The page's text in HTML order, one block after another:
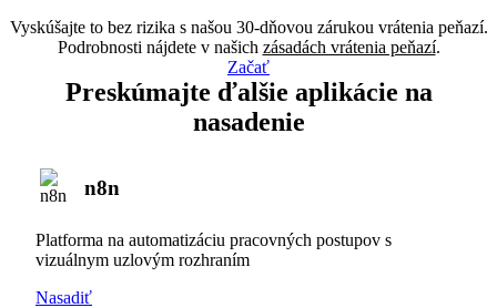
Vyskúšajte to bez rizika s našou 30-dňovou zárukou vrátenia peňazí.
Podrobnosti nájdete v našich zásadách vrátenia peňazí.
Začať
Preskúmajte ďalšie aplikácie na
nasadenie
n8n
Platforma na automatizáciu pracovných postupov s
vizuálnym uzlovým rozhraním
Nasadiť